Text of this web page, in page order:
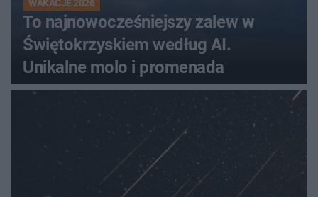
WAKACJE 2026
To najnowocześniejszy zalew w
Świętokrzyskiem według AI.
Unikalne molo i promenada